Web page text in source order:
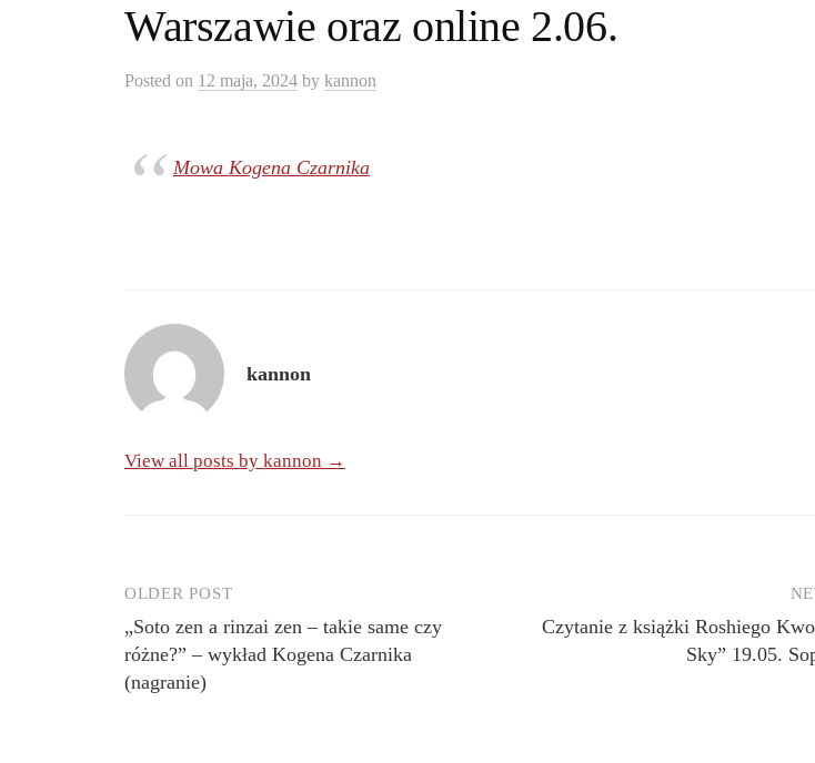
Warszawie oraz online 2.06.
Posted on 12 maja, 2024 by kannon
Mowa Kogena Czarnika
kannon
View all posts by kannon →
Post
navigation
OLDER POST
„Soto zen a rinzai zen – takie same czy
różne?” – wykład Kogena Czarnika
(nagranie)
Czytanie z książki Roshiego
Sky” 19.05.